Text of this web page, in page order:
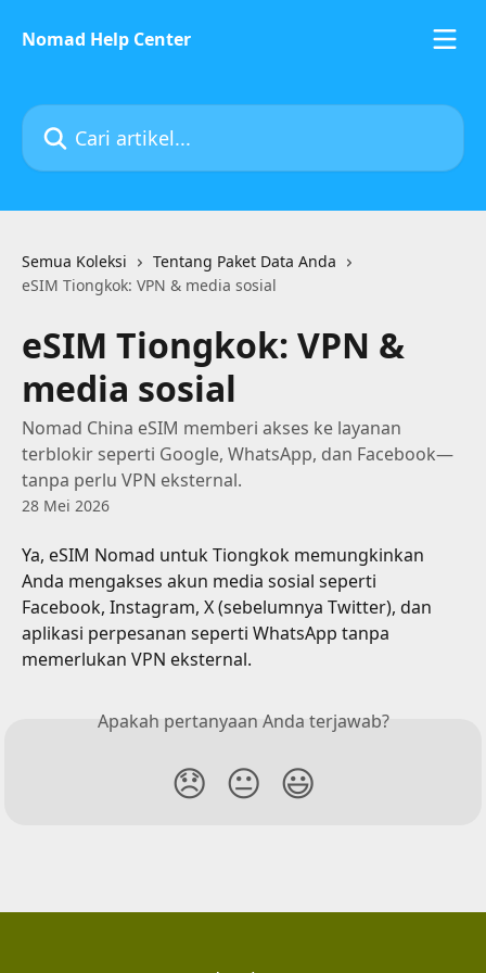
Nomad Help Center
Cari artikel...
Semua Koleksi
Tentang Paket Data Anda
eSIM Tiongkok: VPN & media sosial
eSIM Tiongkok: VPN &
media sosial
Nomad China eSIM memberi akses ke layanan
terblokir seperti Google, WhatsApp, dan Facebook—
tanpa perlu VPN eksternal.
28 Mei 2026
Ya, eSIM Nomad untuk Tiongkok memungkinkan
Anda mengakses akun media sosial seperti
Facebook, Instagram, X (sebelumnya Twitter), dan
aplikasi perpesanan seperti WhatsApp tanpa
memerlukan VPN eksternal.
Apakah pertanyaan Anda terjawab?
😞 😐 😃